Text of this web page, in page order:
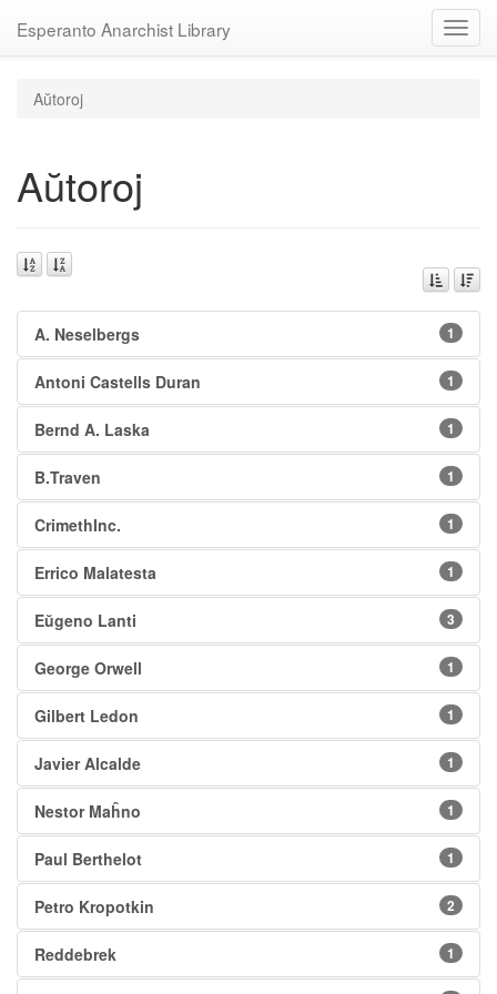
Esperanto Anarchist Library
Aŭtoroj
Aŭtoroj
A. Neselbergs 1
Antoni Castells Duran 1
Bernd A. Laska 1
B.Traven 1
CrimethInc. 1
Errico Malatesta 1
Eŭgeno Lanti 3
George Orwell 1
Gilbert Ledon 1
Javier Alcalde 1
Nestor Maĥno 1
Paul Berthelot 1
Petro Kropotkin 2
Reddebrek 1